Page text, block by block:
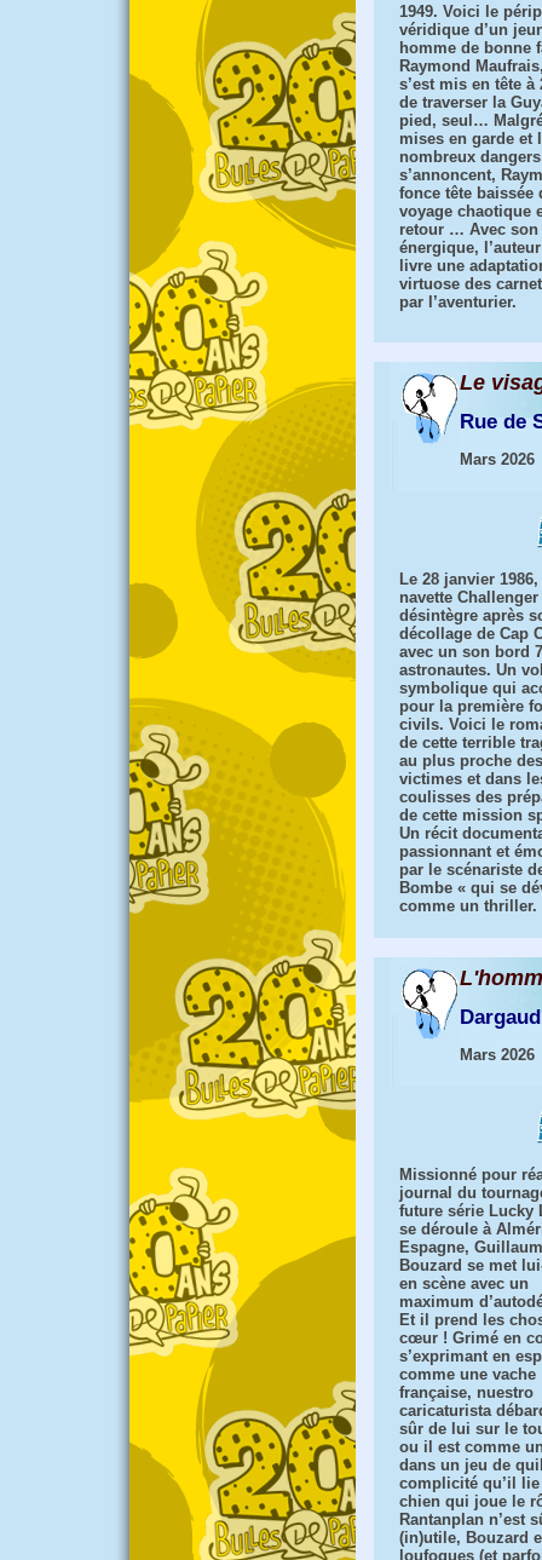
1949. Voici le
véridique d’un
homme de bonne
Raymond
s’est mis en tête à
de traverser la
pied, seul…
mises en garde et
nombreux
s’annoncent,
fonce tête baissée
voyage chaotique
retour … Avec son
énergique,
livre une
virtuose des
par l’aventurier.
Le
Rue de
Mars 2026
Le 28 janvier
navette Challenger
désintègre après
décollage de Cap
avec un son bord 7
astronautes. Un
symbolique qui
pour la première
civils. Voici le
de cette terrible
au plus proche des
victimes et dans
coulisses des
de cette mission
Un récit
passionnant et
par le scénariste
Bombe « qui se
comme un thriller.
Dargaud
Mars 2026
Missionné pour
journal du
future série Lucky
se déroule à
Espagne,
Bouzard se met
en scène avec un
maximum
Et il prend les
cœur ! Grimé en
s’exprimant en
comme une vache
française, nuestro
caricaturista
sûr de lui sur le
ou il est comme
dans un jeu de
complicité qu’il lie
chien qui joue le
Rantanplan n’est
(in)utile, Bouzard
loufoques (et